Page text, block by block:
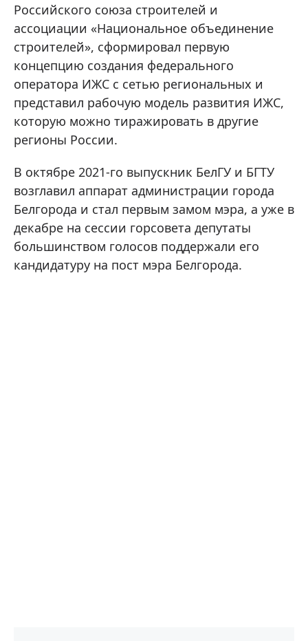
Российского союза строителей и
ассоциации «Национальное объединение
строителей», сформировал первую
концепцию создания федерального
оператора ИЖС с сетью региональных и
представил рабочую модель развития ИЖС,
которую можно тиражировать в другие
регионы России.
В октябре 2021-го выпускник БелГУ и БГТУ
возглавил аппарат администрации города
Белгорода и стал первым замом мэра, а уже в
декабре на сессии горсовета депутаты
большинством голосов поддержали его
кандидатуру на пост мэра Белгорода.